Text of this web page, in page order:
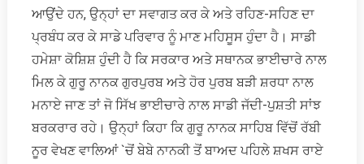
ਆਉਂਦੇ ਹਨ, ਉਨ੍ਹਾਂ ਦਾ ਸਵਾਗਤ ਕਰ ਕੇ ਅਤੇ ਰਹਿਣ-ਸਹਿਣ ਦਾ
ਪ੍ਰਬੰਧ ਕਰ ਕੇ ਸਾਡੇ ਪਰਿਵਾਰ ਨੂੰ ਮਾਣ ਮਹਿਸੂਸ ਹੁੰਦਾ ਹੈ। ਸਾਡੀ
ਹਮੇਸ਼ਾ ਕੋਸ਼ਿਸ਼ ਹੁੰਦੀ ਹੈ ਕਿ ਸਰਕਾਰ ਅਤੇ ਸਥਾਨਕ ਭਾਈਚਾਰੇ ਨਾਲ
ਮਿਲ ਕੇ ਗੁਰੂ ਨਾਨਕ ਗੁਰਪੁਰਬ ਅਤੇ ਹੋਰ ਪੁਰਬ ਬੜੀ ਸ਼ਰਧਾ ਨਾਲ
ਮਨਾਏ ਜਾਣ ਤਾਂ ਜੋ ਸਿੱਖ ਭਾਈਚਾਰੇ ਨਾਲ ਸਾਡੀ ਜੱਦੀ-ਪੁਸ਼ਤੀ ਸਾਂਝ
ਬਰਕਰਾਰ ਰਹੇ। ਉਨ੍ਹਾਂ ਕਿਹਾ ਕਿ ਗੁਰੂ ਨਾਨਕ ਸਾਹਿਬ ਵਿੱਚੋਂ ਰੱਬੀ
ਨੂਰ ਵੇਖਣ ਵਾਲਿਆਂ `ਚੋਂ ਬੇਬੇ ਨਾਨਕੀ ਤੋਂ ਬਾਅਦ ਪਹਿਲੇ ਸ਼ਖਸ ਰਾਏ